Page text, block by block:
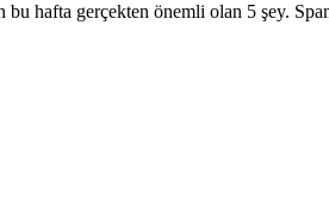
bu hafta gerçekten önemli olan 5 şey.